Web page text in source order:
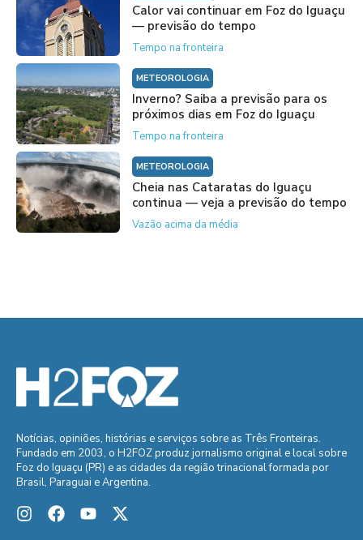
Calor vai continuar em Foz do Iguaçu
— previsão do tempo
Tempo na fronteira
METEOROLOGIA
Inverno? Saiba a previsão para os
próximos dias em Foz do Iguaçu
Tempo na fronteira
METEOROLOGIA
Cheia nas Cataratas do Iguaçu
continua — veja a previsão do tempo
Vazão acima da média
Notícias, opiniões, histórias e serviços sobre as Três Fronteiras.
Fundado em 2003, o H2FOZ produz jornalismo original e local sobre
Foz do Iguaçu (PR) e as cidades da região trinacional formada por
Brasil, Paraguai e Argentina.